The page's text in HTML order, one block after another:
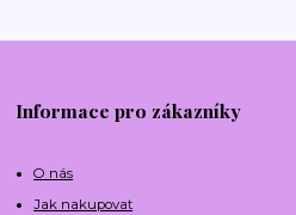
Informace pro zákazníky
O nás
Jak nakupovat